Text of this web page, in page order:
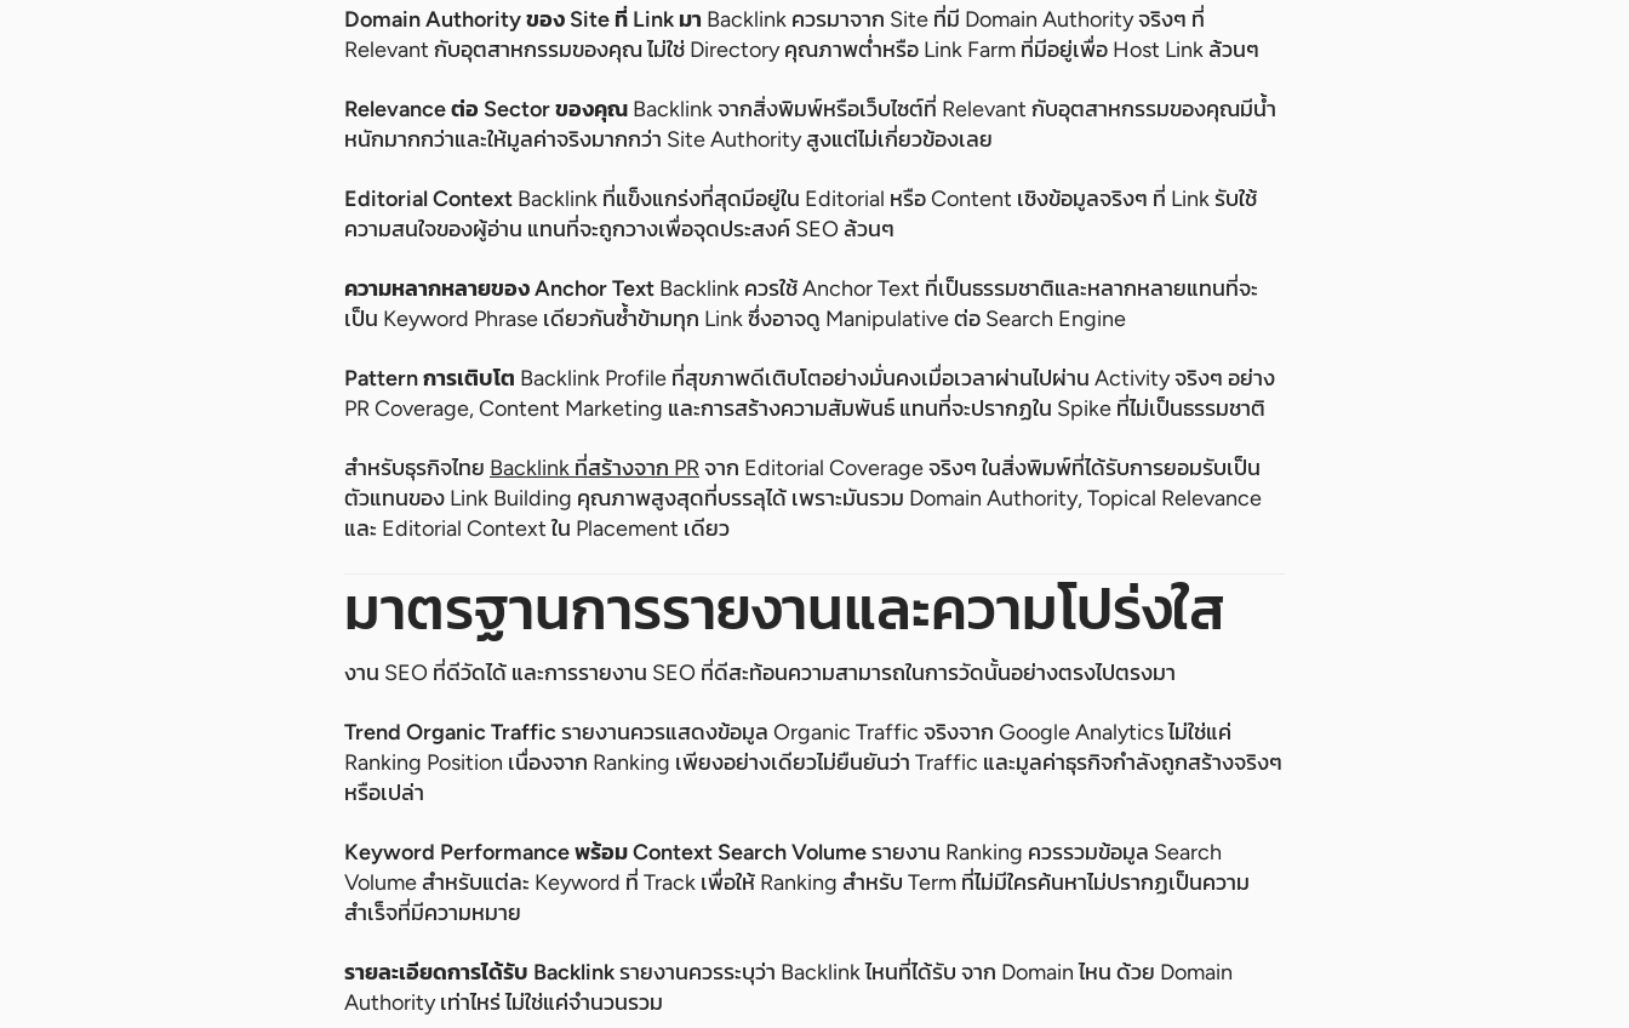
Domain Authority ของ Site ที่ Link มา Backlink ควรมาจาก Site ที่มี Domain Authority จริงๆ ที่
Relevant กับอุตสาหกรรมของคุณ ไม่ใช่ Directory คุณภาพต่ำหรือ Link Farm ที่มีอยู่เพื่อ Host Link ล้วนๆ
Relevance ต่อ Sector ของคุณ Backlink จากสิ่งพิมพ์หรือเว็บไซต์ที่ Relevant กับอุตสาหกรรมของคุณมีน้ำ
หนักมากกว่าและให้มูลค่าจริงมากกว่า Site Authority สูงแต่ไม่เกี่ยวข้องเลย
Editorial Context Backlink ที่แข็งแกร่งที่สุดมีอยู่ใน Editorial หรือ Content เชิงข้อมูลจริงๆ ที่ Link รับใช้
ความสนใจของผู้อ่าน แทนที่จะถูกวางเพื่อจุดประสงค์ SEO ล้วนๆ
ความหลากหลายของ Anchor Text Backlink ควรใช้ Anchor Text ที่เป็นธรรมชาติและหลากหลายแทนที่จะ
เป็น Keyword Phrase เดียวกันซ้ำข้ามทุก Link ซึ่งอาจดู Manipulative ต่อ Search Engine
Pattern การเติบโต Backlink Profile ที่สุขภาพดีเติบโตอย่างมั่นคงเมื่อเวลาผ่านไปผ่าน Activity จริงๆ อย่าง
PR Coverage, Content Marketing และการสร้างความสัมพันธ์ แทนที่จะปรากฏใน Spike ที่ไม่เป็นธรรมชาติ
สำหรับธุรกิจไทย Backlink ที่สร้างจาก PRจาก Editorial Coverage จริงๆ ในสิ่งพิมพ์ที่ได้รับการยอมรับเป็น
ตัวแทนของ Link Building คุณภาพสูงสุดที่บรรลุได้ เพราะมันรวม Domain Authority, Topical Relevance
และ Editorial Context ใน Placement เดียว
มาตรฐานการรายงานและความโปร่งใส
งาน SEO ที่ดีวัดได้ และการรายงาน SEO ที่ดีสะท้อนความสามารถในการวัดนั้นอย่างตรงไปตรงมา
Trend Organic Traffic รายงานควรแสดงข้อมูล Organic Traffic จริงจาก Google Analytics ไม่ใช่แค่
Ranking Position เนื่องจาก Ranking เพียงอย่างเดียวไม่ยืนยันว่า Traffic และมูลค่าธุรกิจกำลังถูกสร้างจริงๆ
หรือเปล่า
Keyword Performance พร้อม Context Search Volumeรายงาน Ranking ควรรวมข้อมูล Search
Volume สำหรับแต่ละ Keyword ที่ Track เพื่อให้ Ranking สำหรับ Term ที่ไม่มีใครค้นหาไม่ปรากฏเป็นความ
สำเร็จที่มีความหมาย
รายละเอียดการได้รับ Backlinkรายงานควรระบุว่า Backlink ไหนที่ได้รับ จาก Domain ไหน ด้วย Domain
Authority เท่าไหร่ ไม่ใช่แค่จำนวนรวม